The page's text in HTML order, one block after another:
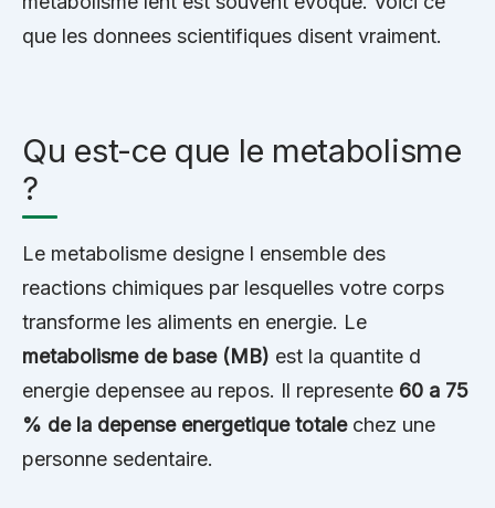
que les donnees scientifiques disent vraiment.
Qu est-ce que le metabolisme
?
Le metabolisme designe l ensemble des
reactions chimiques par lesquelles votre corps
transforme les aliments en energie. Le
metabolisme de base (MB) est la quantite d
energie depensee au repos. Il represente 60 a 75
% de la depense energetique totalechez une
personne sedentaire.